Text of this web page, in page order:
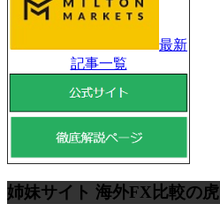
最新
記事一覧
姉妹サイト 海外FX比較の虎